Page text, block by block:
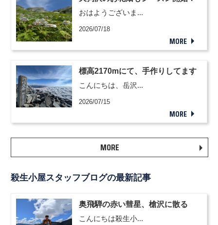
おはようございま...
2026/07/18
MORE
標高2170mにて、手作りしてます
こんにちは、岳沢...
2026/07/15
MORE
MORE
殺生小屋スタッフブログの最新記事
奥飛騨の赤い彗星、槍沢に散る
こんにちは殺生小...